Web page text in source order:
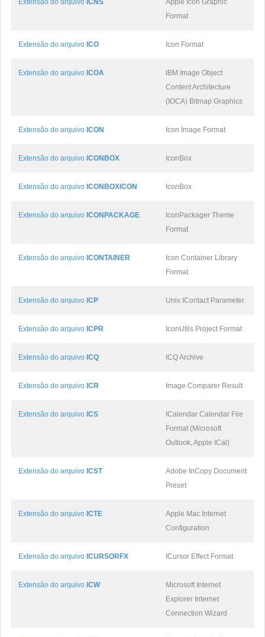
Extensão do arquivo ICNS
Apple Icon Graphic
Format
Extensão do arquivo ICO Icon Format
Extensão do arquivo ICOA
IBM Image Object
Content Architecture
(IOCA) Bitmap Graphics
Extensão do arquivo ICON Icon Image Format
Extensão do arquivo ICONBOX IconBox
Extensão do arquivo ICONBOXICON IconBox
Extensão do arquivo ICONPACKAGE
IconPackager Theme
Format
Extensão do arquivo ICONTAINER
Icon Container Library
Format
Extensão do arquivo ICP Unix IContact Parameter
Extensão do arquivo ICPR IconUtils Project Format
Extensão do arquivo ICQ ICQ Archive
Extensão do arquivo ICR Image Comparer Result
Extensão do arquivo ICS
ICalendar Calendar File
Format (Microsoft
Outlook, Apple ICal)
Extensão do arquivo ICST
Adobe InCopy Document
Preset
Extensão do arquivo ICTE
Apple Mac Internet
Configuration
Extensão do arquivo ICURSORFX ICursor Effect Format
Extensão do arquivo ICW
Microsoft Internet
Explorer Internet
Connection Wizard